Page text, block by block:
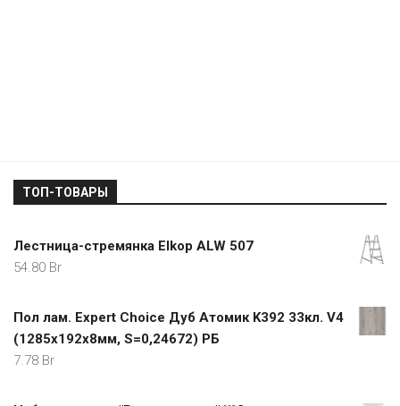
ТОП-ТОВАРЫ
Лестница-стремянка Elkop ALW 507
54.80 Br
Пол лам. Expert Choice Дуб Атомик K392 33кл. V4
(1285х192х8мм, S=0,24672) РБ
7.78 Br